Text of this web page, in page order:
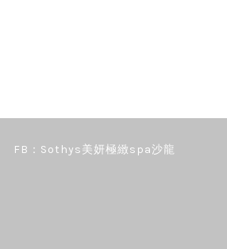
FB：Sothys美妍極緻spa沙龍